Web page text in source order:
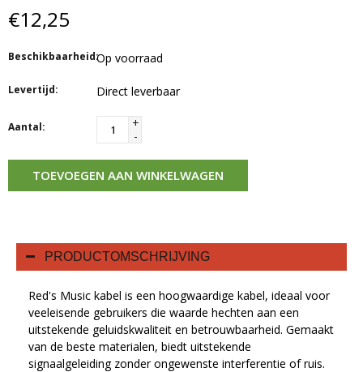
€12,25
Beschikbaarheid:Op voorraad
Levertijd: Direct leverbaar
Aantal:
+
-
TOEVOEGEN AAN WINKELWAGEN
PRODUCTOMSCHRIJVING
Red's Music kabel is een hoogwaardige kabel, ideaal voor
veeleisende gebruikers die waarde hechten aan een
uitstekende geluidskwaliteit en betrouwbaarheid. Gemaakt
van de beste materialen, biedt uitstekende
signaalgeleiding zonder ongewenste interferentie of ruis.